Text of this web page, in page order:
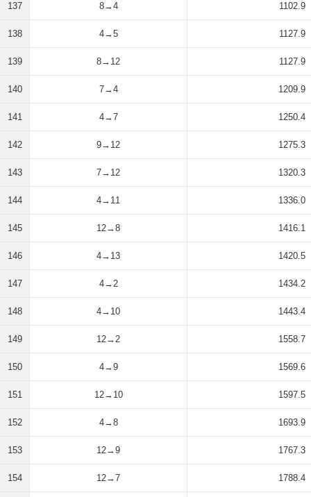
137 8→4 1102.9
138 4→5 1127.9
139 8→12 1127.9
140 7→4 1209.9
141 4→7 1250.4
142 9→12 1275.3
143 7→12 1320.3
144 4→11 1336.0
145 12→8 1416.1
146 4→13 1420.5
147 4→2 1434.2
148 4→10 1443.4
149 12→2 1558.7
150 4→9 1569.6
151 12→10 1597.5
152 4→8 1693.9
153 12→9 1767.3
154 12→7 1788.4